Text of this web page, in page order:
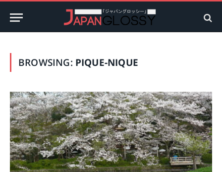
BROWSING: PIQUE-NIQUE